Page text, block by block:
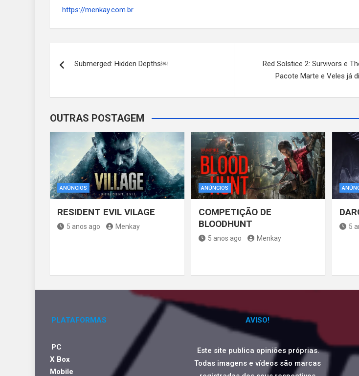
https://menkay.com.br
de
Post
Submerged: Hidden Depths￼
Red Solstice 2: Survivors e
Pacote Marte e Veles já
OUTRAS POSTAGEM
ANÚNCIOS
RESIDENT EVIL VILAGE
5 anos ago Menkay
ANÚNCIOS
COMPETIÇÃO DE
BLOODHUNT
5 anos ago Menkay
5
PLATAFORMAS
PC
X Box
Mobile
AVISO!
Este site publica opiniões próprias.
Todas imagens e vídeos são marcas